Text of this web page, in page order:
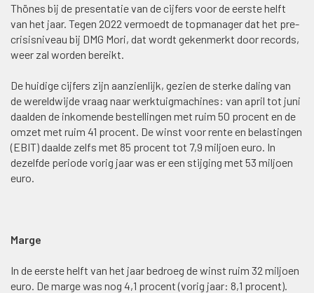
Thönes bij de presentatie van de cijfers voor de eerste helft
van het jaar. Tegen 2022 vermoedt de topmanager dat het pre-
crisisniveau bij DMG Mori, dat wordt gekenmerkt door records,
weer zal worden bereikt.
De huidige cijfers zijn aanzienlijk, gezien de sterke daling van
de wereldwijde vraag naar werktuigmachines: van april tot juni
daalden de inkomende bestellingen met ruim 50 procent en de
omzet met ruim 41 procent. De winst voor rente en belastingen
(EBIT) daalde zelfs met 85 procent tot 7,9 miljoen euro. In
dezelfde periode vorig jaar was er een stijging met 53 miljoen
euro.
Marge
In de eerste helft van het jaar bedroeg de winst ruim 32 miljoen
euro. De marge was nog 4,1 procent (vorig jaar: 8,1 procent).